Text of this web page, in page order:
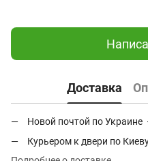
Доставка
Новой почтой по Украине
Курьером к двери по